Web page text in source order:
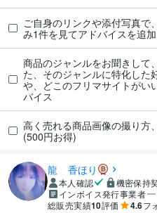
ご自身のリンクや添付写真で
み1件を見てアドバイスを追
商品のジャンルをお聞きして
た、そのジャンルに特化した
や、どこのフリマサイトがい
バイス
高く売れる商品画像の撮り方
(500円お得)
龍 香ほり
本人確認 機密保持
インボイス発行事業者
総販売実績10評価 4.6フ